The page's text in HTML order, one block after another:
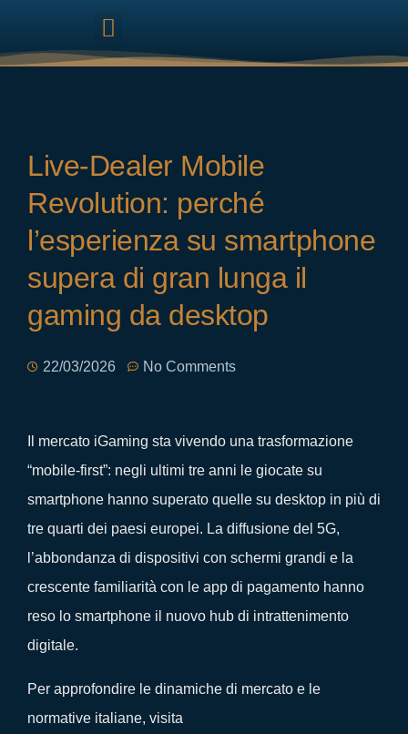
Live‑Dealer Mobile
Revolution: perché
l’esperienza su smartphone
supera di gran lunga il
gaming da desktop
22/03/2026 No Comments
Il mercato iGaming sta vivendo una trasformazione
“mobile‑first”: negli ultimi tre anni le giocate su
smartphone hanno superato quelle su desktop in più di
tre quarti dei paesi europei. La diffusione del 5G,
l’abbondanza di dispositivi con schermi grandi e la
crescente familiarità con le app di pagamento hanno
reso lo smartphone il nuovo hub di intrattenimento
digitale.
Per approfondire le dinamiche di mercato e le
normative italiane, visita